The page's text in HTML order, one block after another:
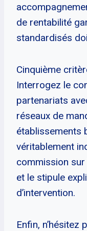
de rentabilité
standardisés
Cinquième
Interrogez le
partenariats
réseaux de
établissements
véritablement
commission
et le stipule
d’intervention.
Enfin, n’hésitez